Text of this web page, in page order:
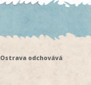
odchovává